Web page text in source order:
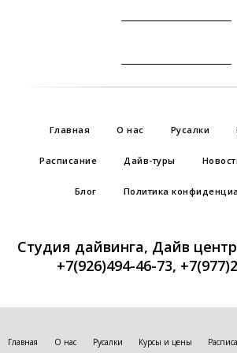
Главная О нас Русалки Курсы и цены
Главная О нас Русалки
Расписание Дайв-туры
Блог Политика
Студия дайвинга, Дайв центр
+7(926)494-46-73,
© 2012-2025 "Студия дайвинга". Все
Владимировна, ОГРНИП